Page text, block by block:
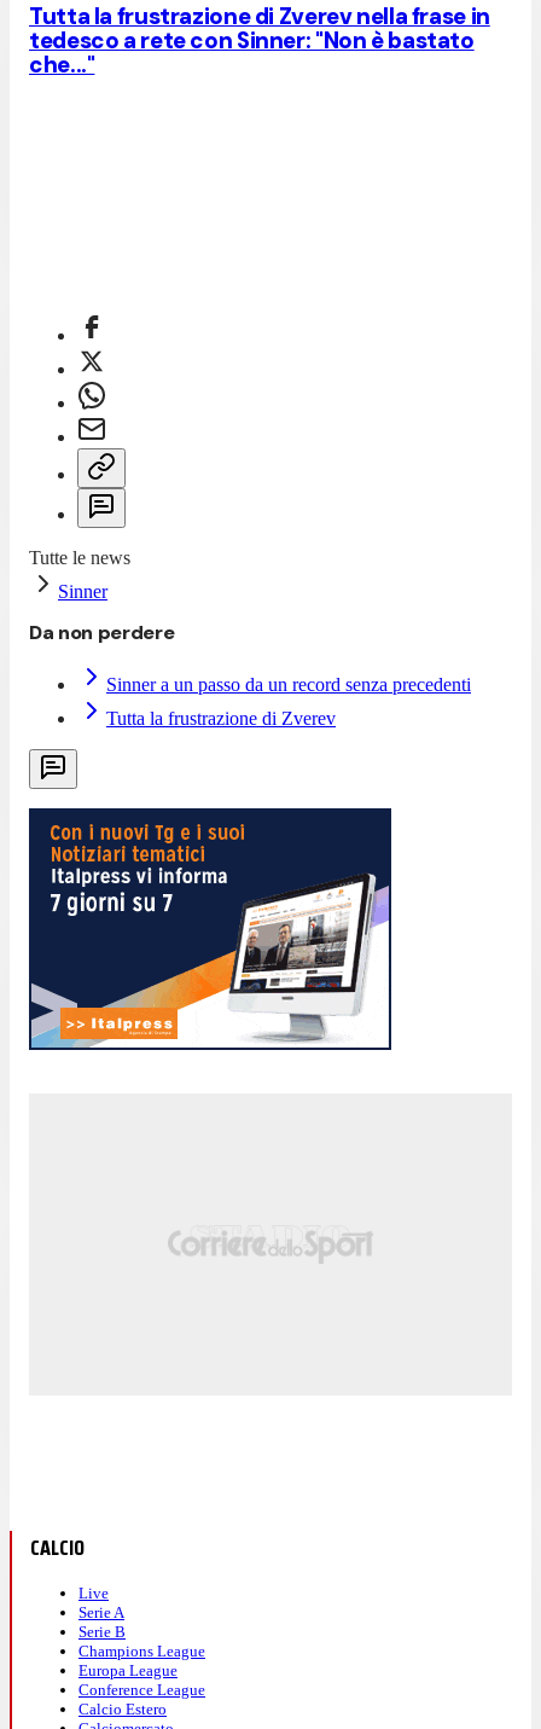
Tutta la frustrazione di Zverev nella frase in
tedesco a rete con Sinner: "Non è bastato
che..."
Tutte le news
Sinner
Da non perdere
Sinner a un passo da un record senza precedenti
Tutta la frustrazione di Zverev
CALCIO
Live
Serie A
Serie B
Champions League
Europa League
Conference League
Calcio Estero